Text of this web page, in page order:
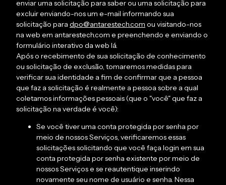
enviar uma solicitação para saber ou uma solicitação para
excluir enviando-nos um e-mail informando sua
solicitação para dpo@antarestech.com ou visitando-nos
na web em antarestech.com e preenchendo e enviando o
formulário interativo da web lá.
Após o recebimento de sua solicitação de conhecimento
ou solicitação de exclusão, tomaremos medidas para
verificar sua identidade a fim de confirmar que a pessoa
que faz a solicitação é realmente a pessoa sobre a qual
coletamos informações pessoais (que o "você" que faz a
solicitação na verdade é você):
Se você tiver uma conta protegida por senha por
meio de nossos Serviços, verificaremos essas
solicitações solicitando que você faça login em sua
conta protegida por senha existente por meio de
nossos Serviços e se reautentique inserindo
novamente seu nome de usuário e senha. Nessa